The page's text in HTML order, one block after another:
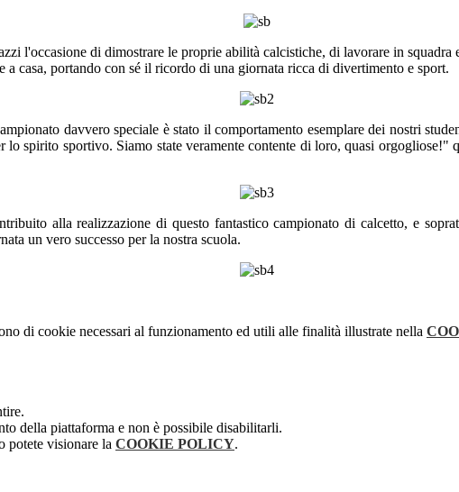
l'occasione di dimostrare le proprie abilità calcistiche, di lavorare in
casa, portando con sé il ricordo di una giornata ricca di divertimento e sport.
davvero speciale è stato il comportamento esemplare dei nostri
lo spirito sportivo. Siamo state veramente contente di loro, quasi
alla realizzazione di questo fantastico campionato di calcetto, e
un vero successo per la nostra scuola.
di cookie necessari al funzionamento ed utili alle finalità illustrate nella
della piattaforma e non è possibile disabilitarli.
potete visionare la COOKIE POLICY.